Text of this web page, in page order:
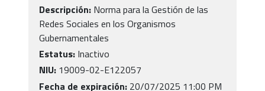
Descripción: Norma para la Gestión de las
Redes Sociales en los Organismos
Gubernamentales
Estatus: Inactivo
NIU: 19009-02-E122057
Fecha de expiración: 20/07/2025 11:00 PM